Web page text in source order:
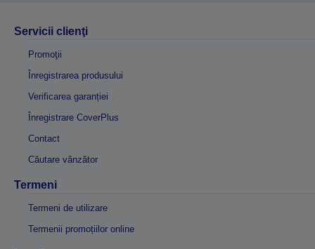
Servicii clienţi
Promoţii
Înregistrarea produsului
Verificarea garanției
Înregistrare CoverPlus
Contact
Căutare vânzător
Termeni
Termeni de utilizare
Termenii promoțiilor online